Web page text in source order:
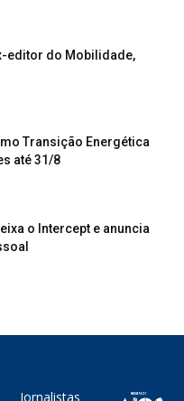
editor do Mobilidade,
Transição Energética
até 31/8
o Intercept e anuncia
Jornalistas